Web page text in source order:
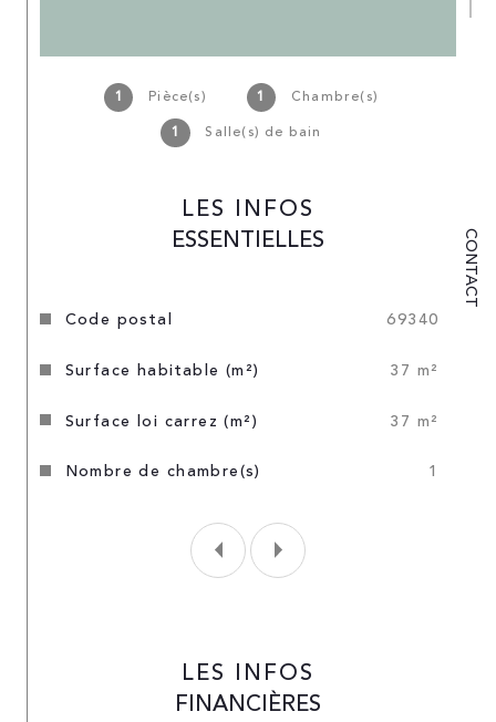
CONTACT
1 Pièce(s) 1
Chambre(s)
1
Salle(s) de bain
LES INFOS
ESSENTIELLES
Caractéristiques Valeurs
code postal 69340
surface habitable (m²) 37 m²
surface loi carrez (m²) 37 m²
nombre de chambre(s) 1
44 42 00.
LES INFOS
FINANCIÈRES